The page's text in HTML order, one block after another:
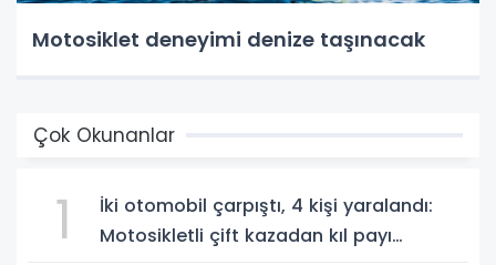
Motosiklet deneyimi denize taşınacak
Çok Okunanlar
1
İki otomobil çarpıştı, 4 kişi yaralandı:
Motosikletli çift kazadan kıl payı